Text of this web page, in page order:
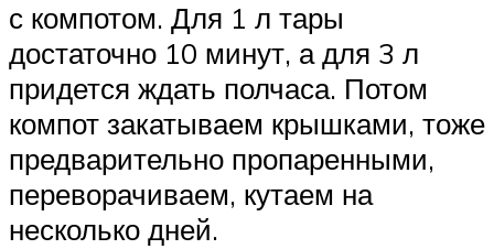
с компотом. Для 1 л тары
достаточно 10 минут, а для 3 л
придется ждать полчаса. Потом
компот закатываем крышками, тоже
предварительно пропаренными,
переворачиваем, кутаем на
несколько дней.